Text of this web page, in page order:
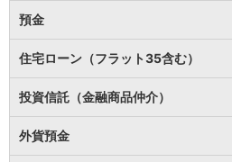
目的別ローンマイページ
保険
保険TOP
医療保険
就業不能保険
預金
住宅ローン（フラット35含む）
投資信託（金融商品仲介）
外貨預金